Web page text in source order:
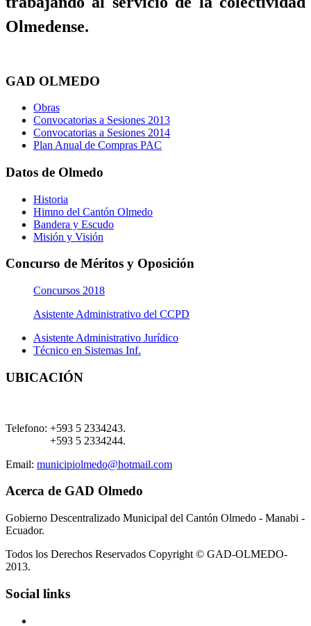
Olmedense.
GAD OLMEDO
Obras
Convocatorias a Sesiones 2013
Convocatorias a Sesiones 2014
Plan Anual de Compras PAC
Datos de Olmedo
Historia
Himno del Cantón Olmedo
Bandera y Escudo
Misión y Visión
Concurso de Méritos y Oposición
Concursos 2018
Asistente Administrativo del CCPD
Asistente Administrativo Jurídico
Técnico en Sistemas Inf.
UBICACIÓN
Telefono: +593 5 2334243.
+593 5 2334244.
Email: municipiolmedo@hotmail.com
Acerca de GAD Olmedo
Gobierno Descentralizado Municipal del Cantón Olmedo - Manabi -
Ecuador.
Todos los Derechos Reservados Copyright © GAD-OLMEDO-
2013.
Social links